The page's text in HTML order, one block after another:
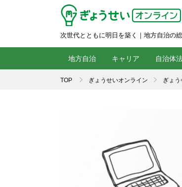
次世代とともに明日を築く｜地方自治の
地方自治 キャリア 自治体
TOP ぎょうせいオンライン ぎょ